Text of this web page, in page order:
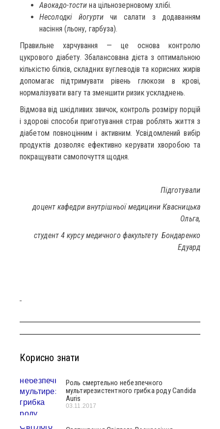
Авокадо-тости на цільнозерновому хлібі.
Несолодкі йогуртичи салати з додаванням
насіння (льону, гарбуза).
Правильне харчування — це основа контролю
цукрового діабету. Збалансована дієта з оптимальною
кількістю білків, складних вуглеводів та корисних жирів
допомагає підтримувати рівень глюкози в крові,
нормалізувати вагу та зменшити ризик ускладнень.
Відмова від шкідливих звичок, контроль розміру порцій
і здорові способи приготування страв роблять життя з
діабетом повноцінним і активним. Усвідомлений вибір
продуктів дозволяє ефективно керувати хворобою та
покращувати самопочуття щодня.
Підготували
доцент кафедри внутрішньої медицини Квасницька
Ольга,
студент 4 курсу медичного факультету Бондаренко
Едуард
Корисно знати
Роль смертельно небезпечного
мультирезистентного грибка роду Сandida
Auris
03.11.2017